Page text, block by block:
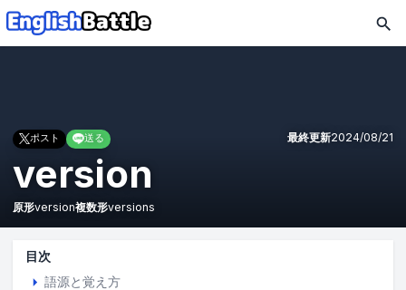
ポスト 送る 最終更新2024/08/21
version
原形version複数形versions
目次
語源と覚え方